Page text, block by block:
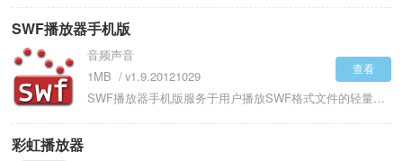
SWF播放器手机版
音频声音
1MB
v1.9.20121029
SWF播放器手机版服务于用户播放SWF格式文件的轻量化工具集合，由多个Flash动画与游戏播放工具构成工具矩阵。对移动设备原生系统不再支持Flash播放的状况，借助内置的Flash播放器引擎，使用户能够在手机上重温早期互联网时代的经典Flash动画、小游戏以及交互课件。运用高效解码技术，可流畅播放各种版本的SWF文件，具备缩放、旋转、全屏等播放控制功能，用户既能从本地存储导入文件，也能直接打开网页中的SWF资源。还可用于播放Flash格式的课件资源，延长旧有教学素材的使用周期。
查看
彩虹播放器